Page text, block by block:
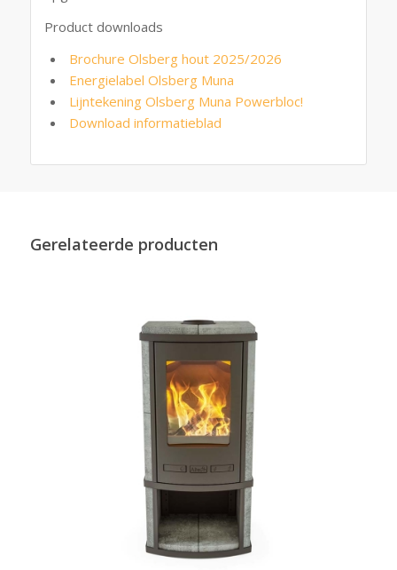
Product downloads
Brochure Olsberg hout 2025/2026
Energielabel Olsberg Muna
Lijntekening Olsberg Muna Powerbloc!
Download informatieblad
Gerelateerde producten